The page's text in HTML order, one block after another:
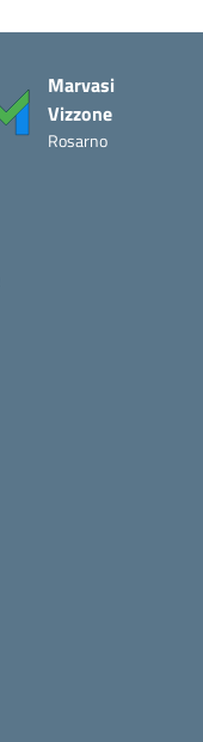
Marvasi
Vizzone
Rosarno